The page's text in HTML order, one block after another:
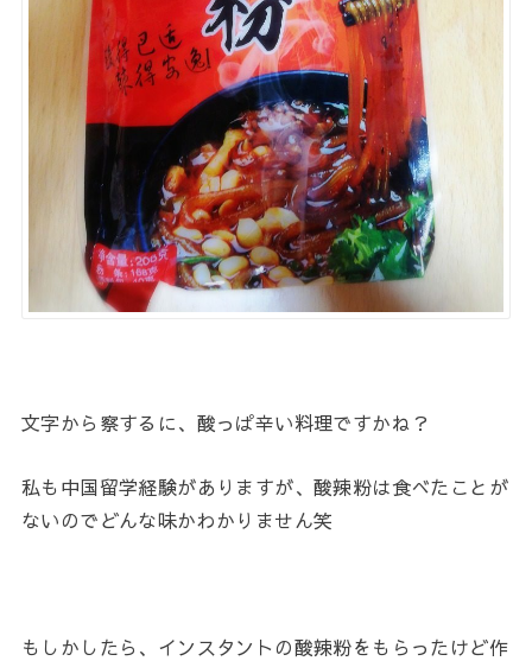
文字から察するに、酸っぱ辛い料理ですかね？
私も中国留学経験がありますが、酸辣粉は食べたことが
ないのでどんな味かわかりません笑
もしかしたら、インスタントの酸辣粉をもらったけど作